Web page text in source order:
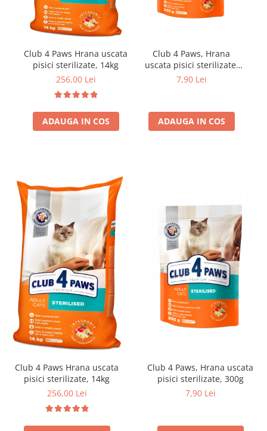
Club 4 Paws Hrana uscata
pisici sterilizate, 14kg
256,00 Lei
ADAUGA IN COS
Club 4 Paws, Hrana
uscata pisici sterilizate,
300g
7,90 Lei
ADAUGA IN COS
Club 4 Paws Hrana uscata
pisici sterilizate, 14kg
256,00 Lei
Club 4 Paws, Hrana uscata
pisici sterilizate, 300g
7,90 Lei